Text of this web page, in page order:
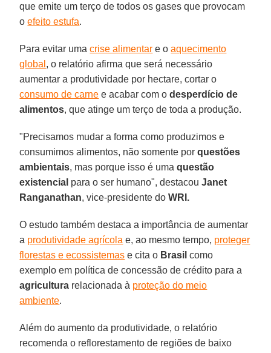
que emite um terço de todos os gases que provocam
oefeito estufa.
Para evitar umacrise alimentar e oaquecimento
global , o relatório afirma que será necessário
aumentar a produtividade por hectare, cortar o
consumo de carne e acabar com odesperdício de
alimentos, que atinge um terço de toda a produção.
"Precisamos mudar a forma como produzimos e
consumimos alimentos, não somente porquestões
ambientais, mas porque isso é umaquestão
existencial para o ser humano", destacouJanet
Ranganathan, vice-presidente doWRI.
O estudo também destaca a importância de aumentar
a produtividade agrícola e, ao mesmo tempo, proteger
florestas e ecossistemas e cita o Brasil como
exemplo em política de concessão de crédito para a
agricultura relacionada à proteção do meio
ambiente.
Além do aumento da produtividade, o relatório
recomenda o reflorestamento de regiões de baixo